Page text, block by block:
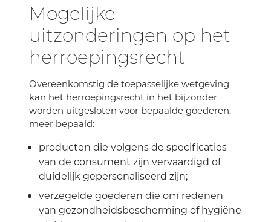
Mogelijke
uitzonderingen op het
herroepingsrecht
Overeenkomstig de toepasselijke wetgeving
kan het herroepingsrecht in het bijzonder
worden uitgesloten voor bepaalde goederen,
meer bepaald:
producten die volgens de specificaties
van de consument zijn vervaardigd of
duidelijk gepersonaliseerd zijn;
verzegelde goederen die om redenen
van gezondheidsbescherming of hygiëne